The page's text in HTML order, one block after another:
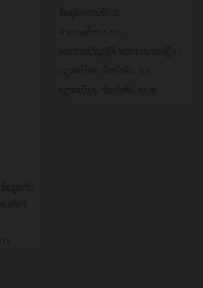
อมูลกับ
ค์กร
คำถามที่พบบ่อย
กฎระเบียบ ข้อบังคับ ทต.
กฎระเบียบ ข้อบังคับ อบต.